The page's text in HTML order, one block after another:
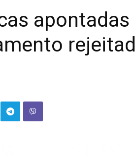
apontadas